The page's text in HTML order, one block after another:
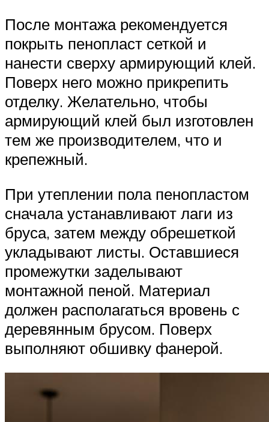
После монтажа рекомендуется
покрыть пенопласт сеткой и
нанести сверху армирующий клей.
Поверх него можно прикрепить
отделку. Желательно, чтобы
армирующий клей был изготовлен
тем же производителем, что и
крепежный.
При утеплении пола пенопластом
сначала устанавливают лаги из
бруса, затем между обрешеткой
укладывают листы. Оставшиеся
промежутки заделывают
монтажной пеной. Материал
должен располагаться вровень с
деревянным брусом. Поверх
выполняют обшивку фанерой.